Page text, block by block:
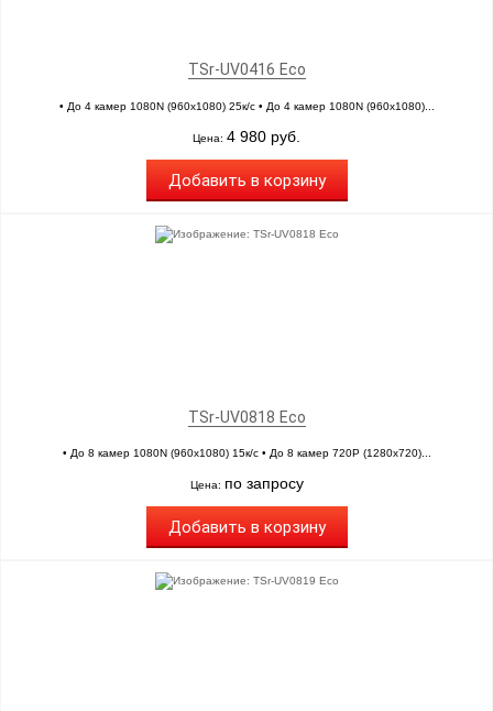
TSr-UV0416 Eco
• До 4 камер 1080N (960х1080) 25к/с • До 4 камер 1080N (960х1080)...
Цена: 4 980 руб.
Добавить в корзину
TSr-UV0818 Eco
• До 8 камер 1080N (960х1080) 15к/с • До 8 камер 720P (1280х720)...
Цена: по запросу
Добавить в корзину